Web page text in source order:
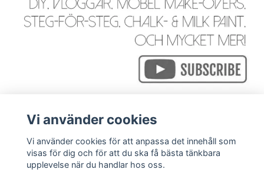
Läs mer
Vi använder cookies
Vi använder cookies för att anpassa det innehåll som
visas för dig och för att du ska få bästa tänkbara
upplevelse när du handlar hos oss.